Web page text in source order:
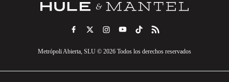
Metrópoli Abierta, SLU © 2026 Todos los derechos reservados